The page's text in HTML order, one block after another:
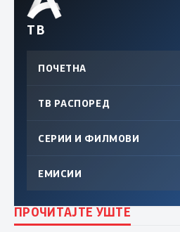
ТВ
ПОЧЕТНА
ТВ РАСПОРЕД
СЕРИИ И ФИЛМОВИ
ЕМИСИИ
ПРОЧИТАЈТЕ УШТЕ